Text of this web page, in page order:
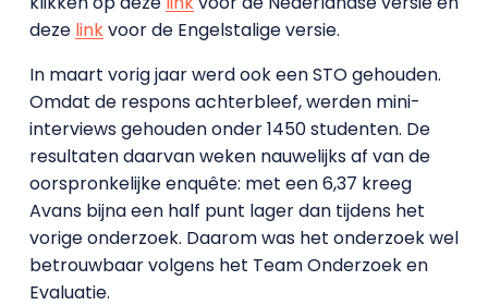
deze linkvoor de Engelstalige versie.
In maart vorig jaar werd ook een STO gehouden.
Omdat de respons achterbleef, werden mini-
interviews gehouden onder 1450 studenten. De
resultaten daarvan weken nauwelijks af van de
oorspronkelijke enquête: met een 6,37 kreeg
Avans bijna een half punt lager dan tijdens het
vorige onderzoek. Daarom was het onderzoek wel
betrouwbaar volgens het Team Onderzoek en
Evaluatie.